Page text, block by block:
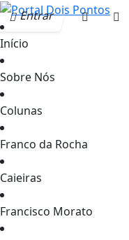
Entrar
Início
Sobre Nós
Colunas
Franco da Rocha
Caieiras
Francisco Morato